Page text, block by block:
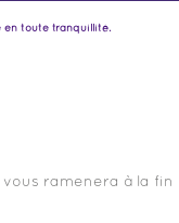
en toute tranquillité.
ramenera à la fin